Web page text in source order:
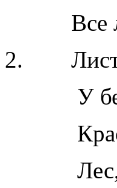
Все
2. Лист
У
Лес,